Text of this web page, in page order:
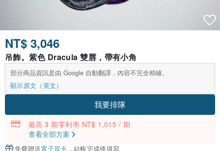
NT$ 3,046
吊飾。紫色 Dracula 雙唇，帶有小角
部分商品資訊是由 Google 自動翻譯，內容不完全精確。
顯示原文（英文）
我要排隊
最高 3 期零利率 NT$ 1,015 / 期
查看全部方案
免費贈送電子賀卡 ，結帳完成後填寫